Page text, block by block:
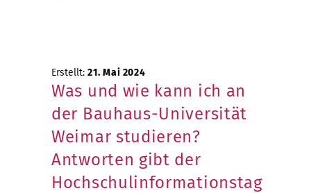
Erstellt: 21. Mai 2024
Was und wie kann ich an
der Bauhaus-Universität
Weimar studieren?
Antworten gibt der
Hochschulinformationstag